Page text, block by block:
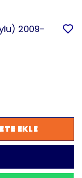
2009-
EKLE